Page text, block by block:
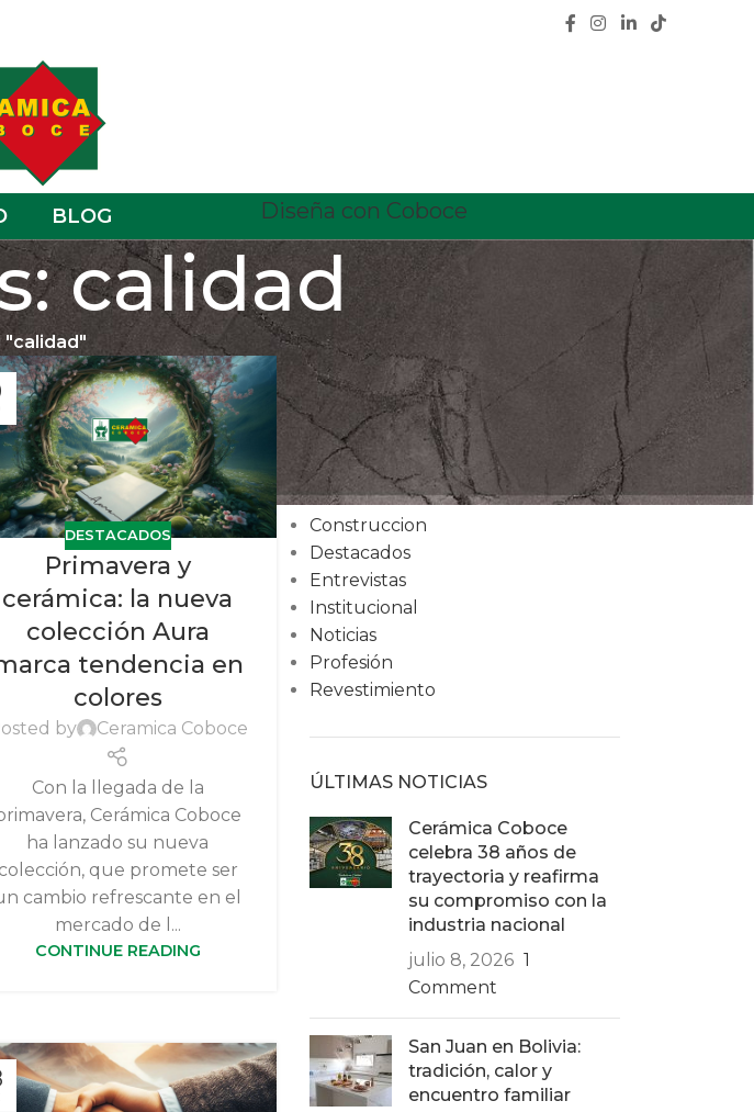
BLOG Diseña con Coboce
calidad
"calidad"
DESTACADOS
Primavera y
cerámica: la nueva
colección Aura
tendencia en
colores
by Ceramica Coboce
Con la llegada de la
Cerámica Coboce
ha lanzado su nueva
colección, que promete ser
cambio refrescante en el
mercado de l...
CONTINUE READING
CATEGORÍAS
Calidad
Características
Ceramica
Condiciones
Construccion
Destacados
Entrevistas
Institucional
Noticias
Profesión
Revestimiento
ÚLTIMAS NOTICIAS
Cerámica Coboce
celebra 38 años de
trayectoria y reafirma
su compromiso con la
industria nacional
julio 8, 2026 1
Comment
San Juan en Bolivia:
tradición, calor y
encuentro familiar